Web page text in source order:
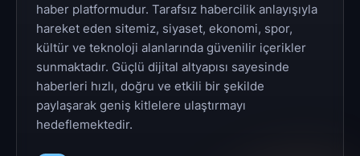
haber platformudur. Tarafsız habercilik anlayışıyla
hareket eden sitemiz, siyaset, ekonomi, spor,
kültür ve teknoloji alanlarında güvenilir içerikler
sunmaktadır. Güçlü dijital altyapısı sayesinde
haberleri hızlı, doğru ve etkili bir şekilde
paylaşarak geniş kitlelere ulaştırmayı
hedeflemektedir.